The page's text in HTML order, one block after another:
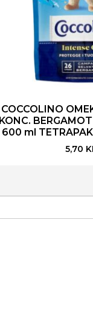
COCCOLINO
KONC.
600 ml
5,70